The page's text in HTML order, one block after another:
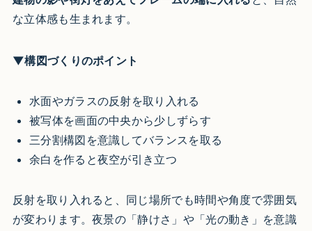
な立体感も生まれます。
▼構図づくりのポイント
水面やガラスの反射を取り入れる
被写体を画面の中央から少しずらす
三分割構図を意識してバランスを取る
余白を作ると夜空が引き立つ
反射を取り入れると、同じ場所でも時間や角度で雰囲気
が変わります。夜景の「静けさ」や「光の動き」を意識